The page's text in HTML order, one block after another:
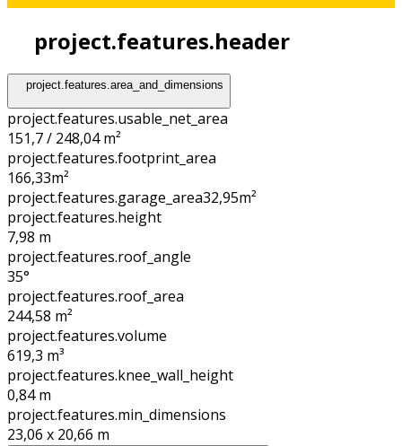
project.features.header
project.features.area_and_dimensions
project.features.usable_net_area
151,7 / 248,04 m²
project.features.footprint_area
166,33m²
project.features.garage_area32,95m²
project.features.height
7,98 m
project.features.roof_angle
35°
project.features.roof_area
244,58 m²
project.features.volume
619,3 m³
project.features.knee_wall_height
0,84m
project.features.min_dimensions
23,06 x 20,66 m